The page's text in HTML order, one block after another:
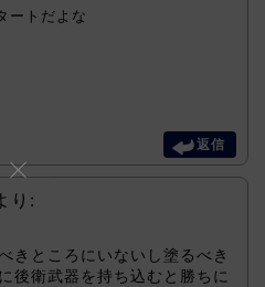
ートだよな
返信
り:
きところにいないし塗るべき
後衛武器を持ち込むと勝ちに